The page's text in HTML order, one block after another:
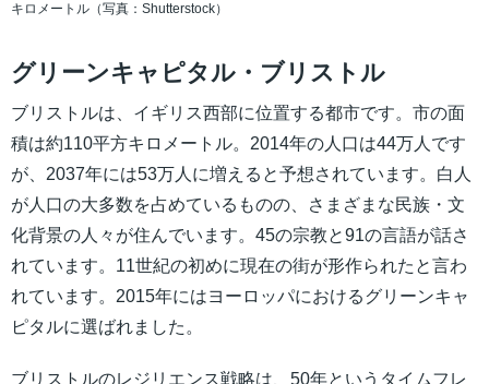
キロメートル（写真：Shutterstock）
グリーンキャピタル・ブリストル
ブリストルは、イギリス西部に位置する都市です。市の面
積は約110平方キロメートル。2014年の人口は44万人です
が、2037年には53万人に増えると予想されています。白人
が人口の大多数を占めているものの、さまざまな民族・文
化背景の人々が住んでいます。45の宗教と91の言語が話さ
れています。11世紀の初めに現在の街が形作られたと言わ
れています。2015年にはヨーロッパにおけるグリーンキャ
ピタルに選ばれました。
ブリストルのレジリエンス戦略は、50年というタイムフレ